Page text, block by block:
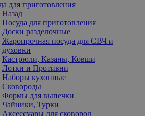
для приготовления
Назад
Посуда для приготовления
Доски разделочные
Жаропрочная посуда для СВЧ и
духовки
Кастрюли, Казаны, Ковши
Лотки и Противни
Наборы кухонные
Сковороды
Формы для выпечки
Чайники, Турки
Аксессуары для сковород